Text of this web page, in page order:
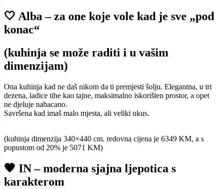
🤍 Alba – za one koje vole kad je sve „pod
konac“
(kuhinja se može raditi i u vašim
dimenzijam)
Ona kuhinja kad ne daš nikom da ti premjesti šolju. Elegantna, u tri
dezena, ladice tihe kao tajne, maksimalno iskorišten prostor, a opet
ne djeluje nabacano.
Savršena kad imaš malo mjesta, ali veliki ukus.
(kuhinja dimenzija 340×440 cm. redovna cijena je 6349 KM, a s
popustom od 20% je 5071 KM)
🖤 IN – moderna sjajna ljepotica s
karakterom